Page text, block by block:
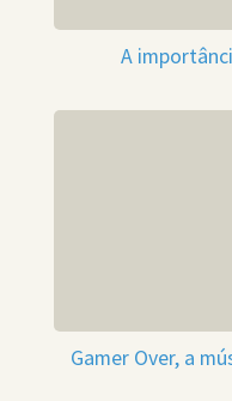
A
Gamer Over, a